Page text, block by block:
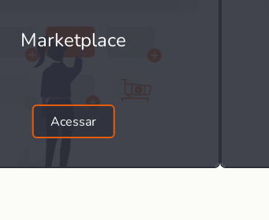
Marketplace
Acessar